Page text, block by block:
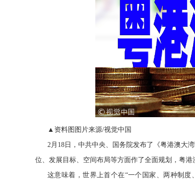
▲资料图图片来源/视觉中国
2月18日，中共中央、国务院发布了《粤港澳大
位、发展目标、空间布局等方面作了全面规划，粤港
这意味着，世界上首个在“一个国家、两种制